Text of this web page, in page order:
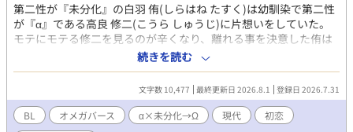
第二性が『未分化』の白羽 侑(しらはね たすく)は幼馴染で第二性
が『α』である高良 修二(こうら しゅうじ)に片想いをしていた。
モテにモテる修二を見るのが辛くなり、離れる事を決意した侑は
告白する事に。すると修二は「侑とキス出来るか、試してみた
い」と言い出して——。 思春期の男の子たちの、性に貪欲なオメ
ガバース。三話完結予定です。
続きを読む
文字数 10,477 最終更新日 2026.8.1 登録日 2026.7.31
BL オメガバース α×未分化→Ω 現代
初恋